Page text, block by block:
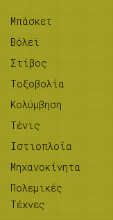
Μπάσκετ
Βόλεϊ
Στίβος
Tοξοβολία
Κολύμβηση
Τένις
Ιστιοπλοΐα
Μηχανοκίνητα
Πολεμικές
Τέχνες